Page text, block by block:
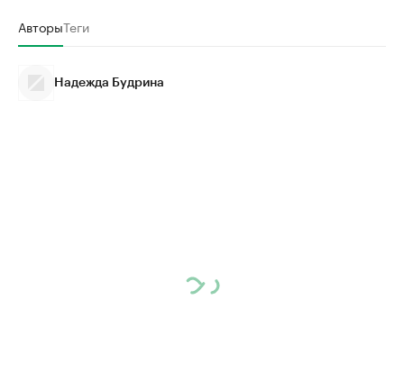
АвторыТеги
Надежда Будрина